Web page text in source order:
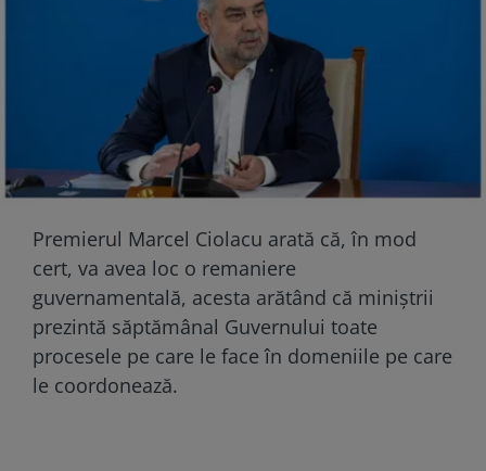
Premierul Marcel Ciolacu arată că, în mod
cert, va avea loc o remaniere
guvernamentală, acesta arătând că miniștrii
prezintă săptămânal Guvernului toate
procesele pe care le face în domeniile pe care
le coordonează.